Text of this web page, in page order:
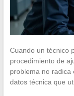
Cuando un técnico
procedimiento de
problema no radica
datos técnica que